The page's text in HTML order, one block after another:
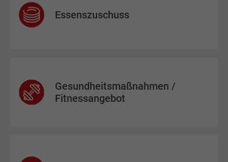
Essenszuschuss
Gesundheitsmaßnahmen /
Fitnessangebot